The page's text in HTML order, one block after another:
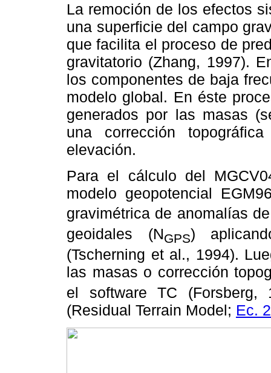
La remoción de los efectos
una superficie del campo
que facilita el proceso de
gravitatorio (Zhang, 1997).
los componentes de baja
modelo global. En éste
generados por las masas
una corrección
elevación.
Para el cálculo del
modelo geopotencial
gravimétrica de anomalías
geoidales (NGPS)
(Tscherning et al., 1994).
las masas o corrección
el software TC
(Residual Terrain Model; Ec. 2